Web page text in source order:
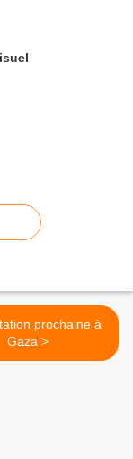
prochaine à
Gaza >